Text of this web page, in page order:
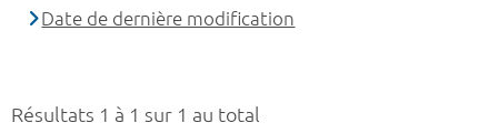
Résultats 1 à 1 sur 1 au total
Date de dernière modification